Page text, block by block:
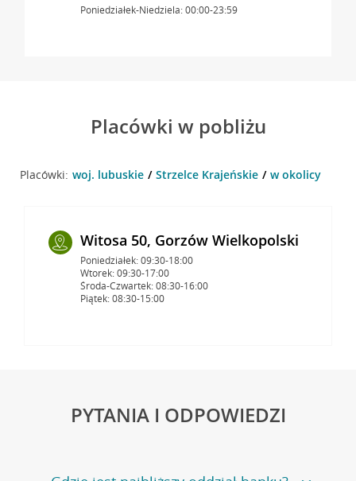
Poniedziałek-Niedziela: 00:00-23:59
Placówki w pobliżu
Placówki: woj. lubuskie Strzelce Krajeńskie w okolicy
Witosa 50, Gorzów Wielkopolski
Poniedziałek: 09:30-18:00
Wtorek: 09:30-17:00
Środa-Czwartek: 08:30-16:00
Piątek: 08:30-15:00
PYTANIA I ODPOWIEDZI